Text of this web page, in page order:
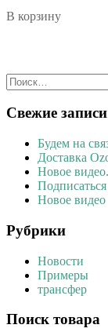
В корзину
Найти:
Свежие записи
Будем на
Доставка
Новое видео.
Новое видео
Рубрики
Новости
Примеры
трансфер
Поиск товара